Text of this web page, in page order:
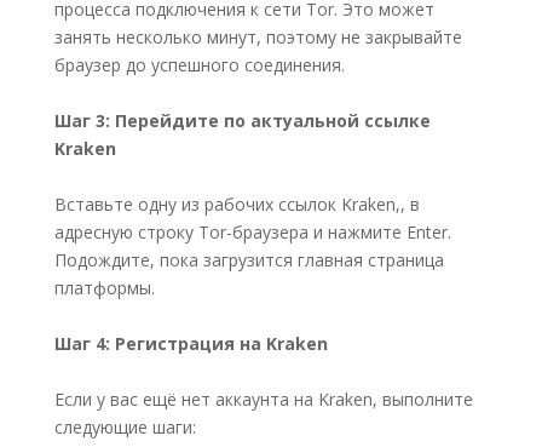
процесса подключения к сети Tor. Это может
занять несколько минут, поэтому не закрывайте
браузер до успешного соединения.
Шаг 3: Перейдите по актуальной ссылке
Kraken
Вставьте одну из рабочих ссылок Kraken,, в
адресную строку Tor-браузера и нажмите Enter.
Подождите, пока загрузится главная страница
платформы.
Шаг 4: Регистрация на Kraken
Если у вас ещё нет аккаунта на Kraken, выполните
следующие шаги: